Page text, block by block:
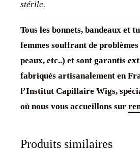
stérile.
Tous les bonnets, bandeaux et
femmes souffrant de
peaux, etc..) et sont garantis
fabriqués artisanalement en
l’Institut Capillaire Wigs,
où nous vous accueillons sur
Produits similaires